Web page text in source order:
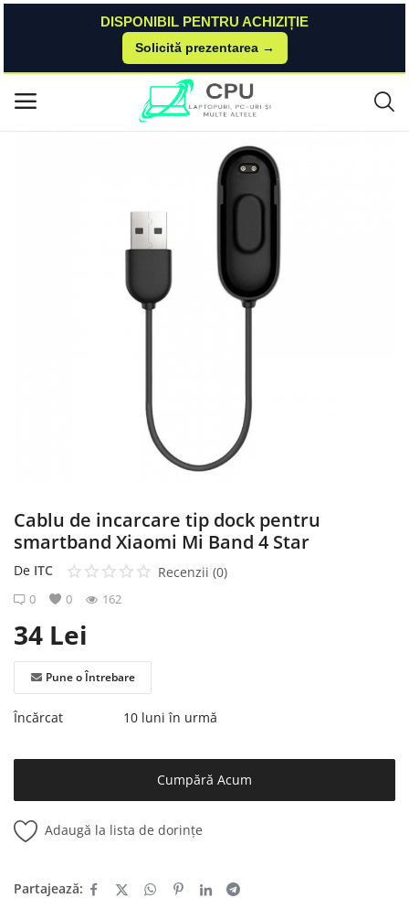
DISPONIBIL PENTRU ACHIZIȚIE
Solicită prezentarea →
Meniu principal
Gadgets
Cablu de incarcare tip dock pentru smartband Xiaomi Mi Band 4 Star
Cablu de incarcare tip dock pentru
smartband Xiaomi Mi Band 4 Star
De ITC Recenzii (0)
0 0 162
34 Lei
Pune o Întrebare
Încărcat 10 luni în urmă
Cumpără Acum
Adaugă la lista de dorințe
Partajează: